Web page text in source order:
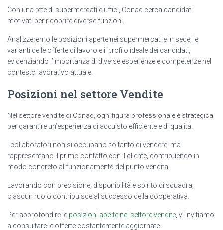
Con una rete di supermercati e uffici, Conad cerca candidati
motivati per ricoprire diverse funzioni.
Analizzeremo le posizioni aperte nei supermercati e in sede, le
varianti delle offerte di lavoro e il profilo ideale dei candidati,
evidenziando l’importanza di diverse esperienze e competenze nel
contesto lavorativo attuale.
Posizioni nel settore Vendite
Nel settore vendite di Conad, ogni figura professionale è strategica
per garantire un’esperienza di acquisto efficiente e di qualità.
I collaboratori non si occupano soltanto di vendere, ma
rappresentano il primo contatto con il cliente, contribuendo in
modo concreto al funzionamento del punto vendita.
Lavorando con precisione, disponibilità e spirito di squadra,
ciascun ruolo contribuisce al successo della cooperativa.
Per approfondire le posizioni aperte nel settore vendite , vi invitiamo
a consultare le offerte costantemente aggiornate.